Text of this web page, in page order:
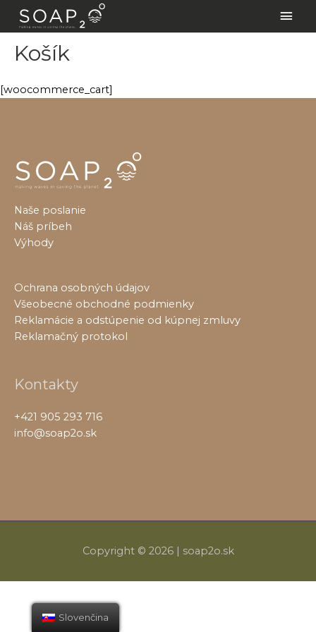
Preskočiť
Košík
[woocommerce_cart]
Naše poslanie
Náš príbeh
Výhody
Ochrana osobných údajov
Všeobecné obchodné podmienky
Reklamácie a odstúpenie od kúpnej zmluvy
Reklamačný protokol
Kontakty
+421 905 293 716
info@soap2o.sk
Copyright © 2026 | soap2o.sk
Slovenčina